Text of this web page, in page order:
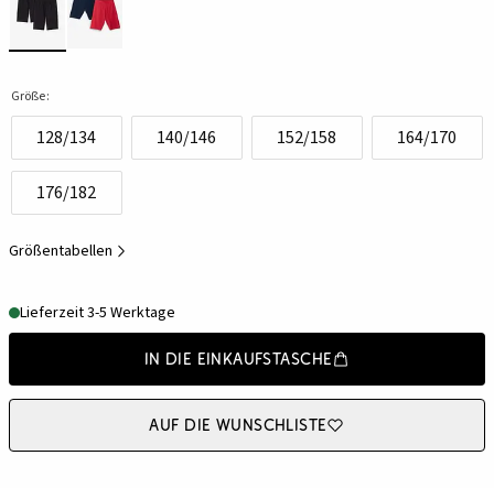
Größe:
128/134 140/146 152/158 164/170
176/182
Größentabellen
Lieferzeit 3-5 Werktage
In die Einkaufstasche
Auf die Wunschliste